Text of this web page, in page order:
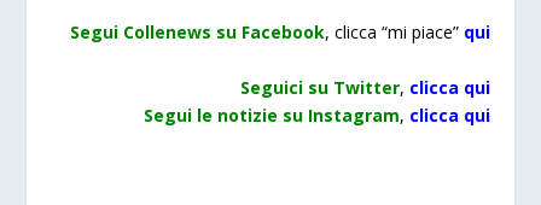
Segui Collenews su Facebook, clicca “mi piace” qui
Seguici su Twitter, clicca qui
Segui le notizie su Instagram, clicca qui